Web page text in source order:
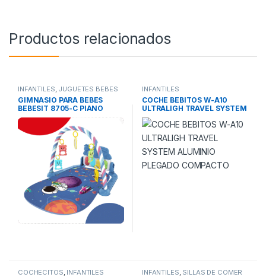
Productos relacionados
INFANTILES, JUGUETES BEBES
GIMNASIO PARA BEBES
BEBESIT 8705-C PIANO
ASTRONAUTA AZUL
INFANTILES
COCHE BEBITOS W-A10
ULTRALIGH TRAVEL SYSTEM
ALUMINIO PLEGADO
COMPACTO
COCHECITOS, INFANTILES INFANTILES, SILLAS DE COMER